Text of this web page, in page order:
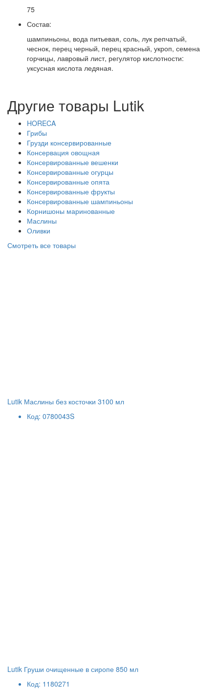
75
Состав:
шампиньоны, вода питьевая, соль, лук репчатый,
чеснок, перец черный, перец красный, укроп, семена
горчицы, лавровый лист, регулятор кислотности:
уксусная кислота ледяная.
Другие товары Lutik
HORECA
Грибы
Грузди консервированные
Консервация овощная
Консервированные вешенки
Консервированные огурцы
Консервированные опята
Консервированные фрукты
Консервированные шампиньоны
Корнишоны маринованные
Маслины
Оливки
Смотреть все товары
Lutik Маслины без косточки 3100 мл
Код: 0780043S
Lutik Груши очищенные в сиропе 850 мл
Код: 1180271